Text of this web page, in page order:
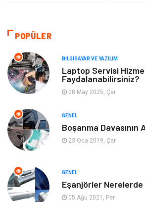
Hukuk
Giyim Turizm
Otomotiv Eğitim
Yapı İnşaat
Emlak Maden
Mobilya Hizmet
POPÜLER
BILGISAYAR VE YAZILIM
Laptop Servisi
Faydalanabilirsiniz?
28 May 2025, Çar
GENEL
Boşanma Davasının
23 Oca 2019, Çar
GENEL
Eşanjörler Nerelerde
05 Ağu 2021, Per